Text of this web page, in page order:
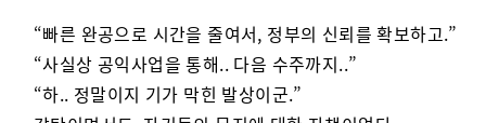
“빠른 완공으로 시간을 줄여서, 정부의 신뢰를 확보하고.”
“사실상 공익사업을 통해.. 다음 수주까지..”
“하.. 정말이지 기가 막힌 발상이군.”